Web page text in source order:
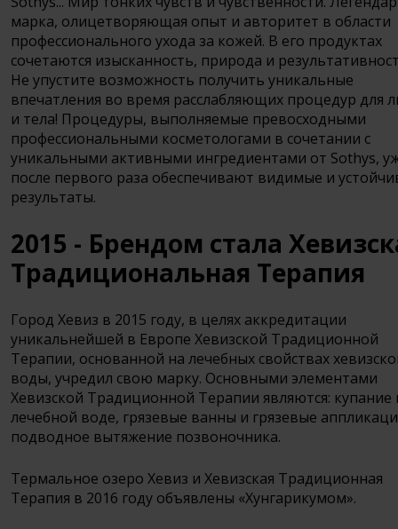
марка, олицетворяющая опыт и авторитет в области
профессионального ухода за кожей. В его продуктах
сочетаются изысканность, природа и
Не упустите возможность получить уникальные
впечатления во время расслабляющих процедур для
и тела! Процедуры, выполняемые превосходными
профессиональными косметологами в сочетании с
уникальными активными ингредиентами от Sothys,
после первого раза обеспечивают видимые и
результаты.
2015 - Брендом стала
Традициональная Терапия
Город Хевиз в 2015 году, в целях аккредитации
уникальнейшей в Европе Хевизской Традиционной
Терапии, основанной на лечебных свойствах
воды, учредил свою марку. Основными элементами
Хевизской Традиционной Терапии являются: купание
лечебной воде, грязевые ванны и грязевые
подводное вытяжение позвоночника.
Термальное озеро Хевиз и Хевизская Традиционная
Терапия в 2016 году объявлены «Хунгарикумом».